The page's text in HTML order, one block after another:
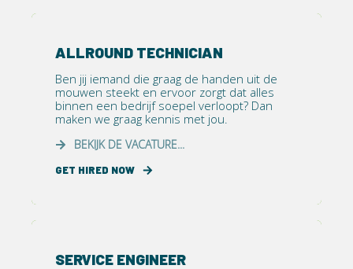
ALLROUND TECHNICIAN
Ben jij iemand die graag de handen uit de
mouwen steekt en ervoor zorgt dat alles
binnen een bedrijf soepel verloopt? Dan
maken we graag kennis met jou.
BEKIJK DE VACATURE...
GET HIRED NOW
SERVICE ENGINEER